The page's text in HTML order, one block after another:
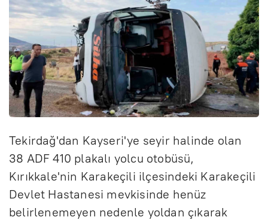
Tekirdağ'dan Kayseri'ye seyir halinde olan
38 ADF 410 plakalı yolcu otobüsü,
Kırıkkale'nin Karakeçili ilçesindeki Karakeçili
Devlet Hastanesi mevkisinde henüz
belirlenemeyen nedenle yoldan çıkarak